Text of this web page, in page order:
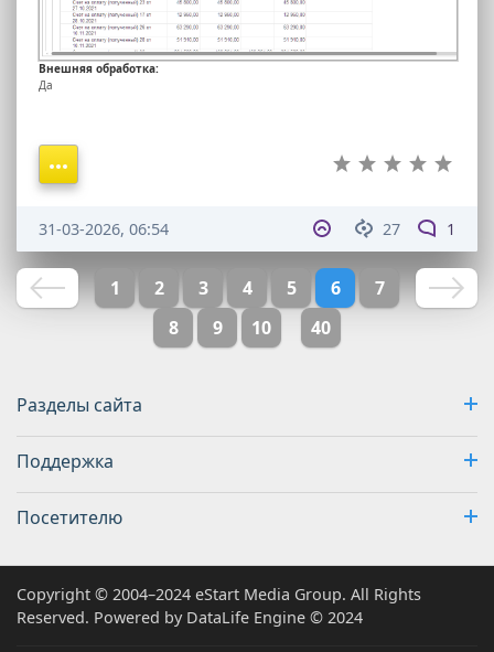
Внешняя обработка:
Да
27 1
31-03-2026, 06:54
1 2 3 4 5 6
7
8
9 10 40
Разделы сайта
Поддержка
Посетителю
Copyright © 2004–2024 eStart Media Group. All Rights
Reserved. Powered by DataLife Engine © 2024